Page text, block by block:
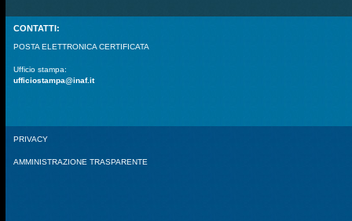
CONTATTI:
POSTA ELETTRONICA CERTIFICATA
Ufficio stampa:
ufficiostampa@inaf.it
PRIVACY
AMMINISTRAZIONE TRASPARENTE